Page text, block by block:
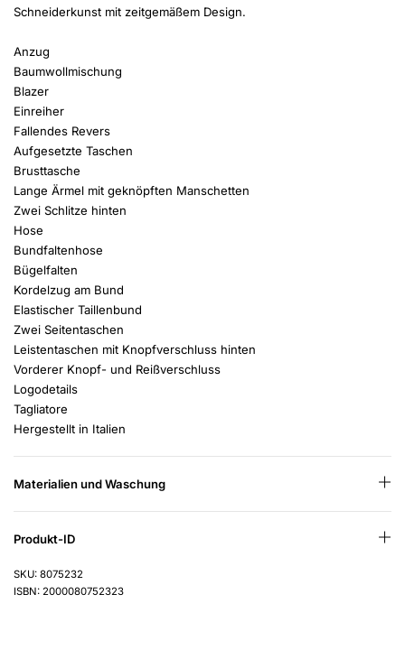
Schneiderkunst mit zeitgemäßem Design.
Anzug
Baumwollmischung
Blazer
Einreiher
Fallendes Revers
Aufgesetzte Taschen
Brusttasche
Lange Ärmel mit geknöpften Manschetten
Zwei Schlitze hinten
Hose
Bundfaltenhose
Bügelfalten
Kordelzug am Bund
Elastischer Taillenbund
Zwei Seitentaschen
Leistentaschen mit Knopfverschluss hinten
Vorderer Knopf- und Reißverschluss
Logodetails
Tagliatore
Hergestellt in Italien
Materialien und Waschung
Produkt-ID
SKU: 8075232
ISBN: 2000080752323